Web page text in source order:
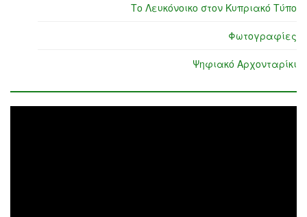
Το Λευκόνοικο στον Κυπριακό Τύπο
Φωτογραφίες
Ψηφιακό Αρχονταρίκι